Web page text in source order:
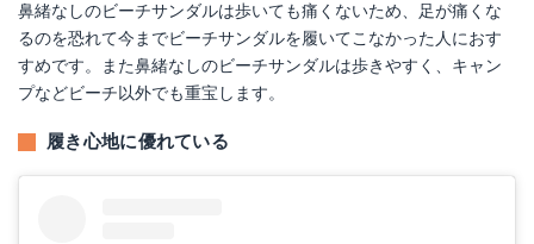
鼻緒なしのビーチサンダルは歩いても痛くないため、足が痛くな
るのを恐れて今までビーチサンダルを履いてこなかった人におす
すめです。また鼻緒なしのビーチサンダルは歩きやすく、キャン
プなどビーチ以外でも重宝します。
履き心地に優れている